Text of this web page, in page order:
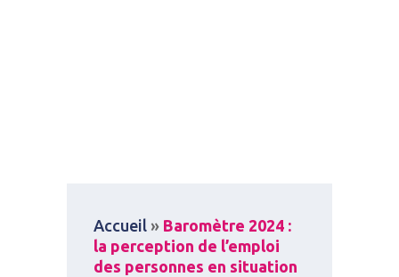
Accueil» Baromètre 2024 :
la perception de l’emploi
des personnes en situation